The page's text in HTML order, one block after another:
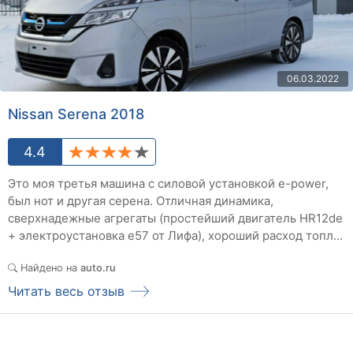
06.03.2022
Nissan Serena 2018
4.4
Это моя третья машина с силовой установкой e-power,
был нот и другая серена. Отличная динамика,
сверхнадежные агрегаты (простейший двигатель HR12de
+ электроустановка e57 от Лифа), хороший расход топл...
Найдено на auto.ru
Читать весь отзыв